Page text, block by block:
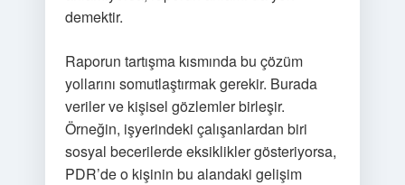
demektir.
Raporun tartışma kısmında bu çözüm
yollarını somutlaştırmak gerekir. Burada
veriler ve kişisel gözlemler birleşir.
Örneğin, işyerindeki çalışanlardan biri
sosyal becerilerde eksiklikler gösteriyorsa,
PDR’de o kişinin bu alandaki gelişim